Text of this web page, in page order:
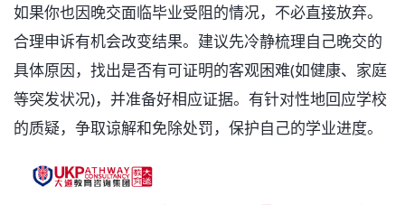
如果你也因晚交面临毕业受阻的情况，不必直接放弃。
合理申诉有机会改变结果。建议先冷静梳理自己晚交的
具体原因，找出是否有可证明的客观困难(如健康、家庭
等突发状况)，并准备好相应证据。有针对性地回应学校
的质疑，争取谅解和免除处罚，保护自己的学业进度。